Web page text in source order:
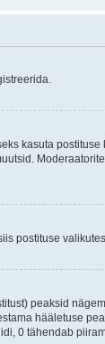
kasuta
postituse
peaksid
hääletuse
0 tähendab